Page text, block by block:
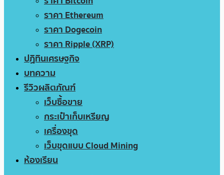
ราคา Ethereum
ราคา Dogecoin
ราคา Ripple (XRP)
ปฏิทินเศรษฐกิจ
บทความ
รีวิวผลิตภัณฑ์
เว็บซื้อขาย
กระเป๋าเก็บเหรียญ
เครื่องขุด
เว็บขุดแบบ Cloud Mining
ห้องเรียน